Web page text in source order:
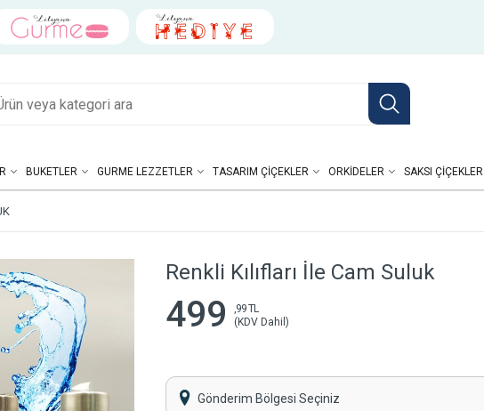
BUKETLER GURME LEZZETLER TASARIM ÇIÇEKLER ORKIDELER SAKSI ÇIÇEKLER
Renkli Kılıfları İle Cam Suluk
499
,99 TL
(KDV Dahil)
Gönderim Bölgesi Seçiniz